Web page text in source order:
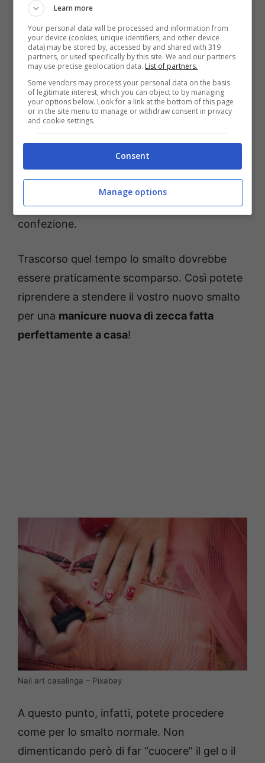
da un
acetone, ma un prodotto proprio atto a
eliminare il gel e lo smalto semipermanente.
La prima cosa da fare è limare la parte lucida
dello smalto con unalima. Quando saranno
diventate opache è il momento di versare un
po’ di remover su un dischetto di
fare una sorta di impacco alle unghie.
Lasciate in posa per circa 15 minuti e
leggendo sempre quanto indicato sulla
confezione.
Trascorso quel tempo lo smalto dovrebbe
essere praticamente scomparso. Così potete
riprendere a stendere il vostro nuovo smalto
per una manicure nuova di zecca fatta
perfettamente a casa!
Nail art casalinga – Pixabay
A questo punto, infatti, potete procedere
come per lo smalto normale. Non
dimenticando però di far “cuocere” il gel o il
Learn more
Your personal data will be processed and information from
your device (cookies, unique identifiers, and other device
data) may be stored by, accessed by and shared with 319
partners, or used specifically by this site. We and our partners
may use precise geolocation data. List of partners.
Some vendors may process your personal data on the basis
of legitimate interest, which you can object to by managing
your options below. Look for a link at the bottom of this page
or in the site menu to manage or withdraw consent in privacy
and cookie settings.
Consent
Manage options